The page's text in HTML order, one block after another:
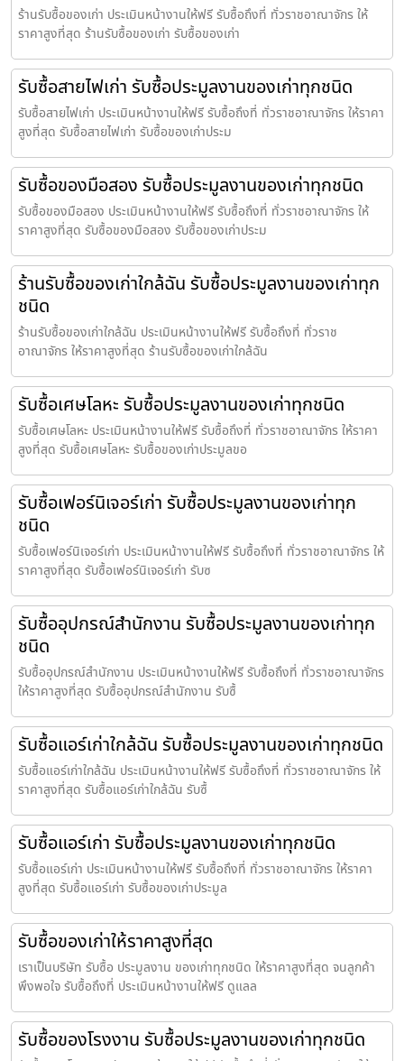
ร้านรับซื้อของเก่า ประเมินหน้างานให้ฟรี รับซื้อถึงที่ ทั่วราชอาณาจักร ให้
ราคาสูงที่สุด ร้านรับซื้อของเก่า รับซื้อของเก่า
รับซื้อสายไฟเก่า รับซื้อประมูลงานของเก่าทุกชนิด
รับซื้อสายไฟเก่า ประเมินหน้างานให้ฟรี รับซื้อถึงที่ ทั่วราชอาณาจักร ให้ราคา
สูงที่สุด รับซื้อสายไฟเก่า รับซื้อของเก่าประม
รับซื้อของมือสอง รับซื้อประมูลงานของเก่าทุกชนิด
รับซื้อของมือสอง ประเมินหน้างานให้ฟรี รับซื้อถึงที่ ทั่วราชอาณาจักร ให้
ราคาสูงที่สุด รับซื้อของมือสอง รับซื้อของเก่าประม
ร้านรับซื้อของเก่าใกล้ฉัน รับซื้อประมูลงานของเก่าทุก
ชนิด
ร้านรับซื้อของเก่าใกล้ฉัน ประเมินหน้างานให้ฟรี รับซื้อถึงที่ ทั่วราช
อาณาจักร ให้ราคาสูงที่สุด ร้านรับซื้อของเก่าใกล้ฉัน
รับซื้อเศษโลหะ รับซื้อประมูลงานของเก่าทุกชนิด
รับซื้อเศษโลหะ ประเมินหน้างานให้ฟรี รับซื้อถึงที่ ทั่วราชอาณาจักร ให้ราคา
สูงที่สุด รับซื้อเศษโลหะ รับซื้อของเก่าประมูลขอ
รับซื้อเฟอร์นิเจอร์เก่า รับซื้อประมูลงานของเก่าทุก
ชนิด
รับซื้อเฟอร์นิเจอร์เก่า ประเมินหน้างานให้ฟรี รับซื้อถึงที่ ทั่วราชอาณาจักร ให้
ราคาสูงที่สุด รับซื้อเฟอร์นิเจอร์เก่า รับซ
รับซื้ออุปกรณ์สำนักงาน รับซื้อประมูลงานของเก่าทุก
ชนิด
รับซื้ออุปกรณ์สำนักงาน ประเมินหน้างานให้ฟรี รับซื้อถึงที่ ทั่วราชอาณาจักร
ให้ราคาสูงที่สุด รับซื้ออุปกรณ์สำนักงาน รับซื้
รับซื้อแอร์เก่าใกล้ฉัน รับซื้อประมูลงานของเก่าทุกชนิด
รับซื้อแอร์เก่าใกล้ฉัน ประเมินหน้างานให้ฟรี รับซื้อถึงที่ ทั่วราชอาณาจักร ให้
ราคาสูงที่สุด รับซื้อแอร์เก่าใกล้ฉัน รับซื้
รับซื้อแอร์เก่า รับซื้อประมูลงานของเก่าทุกชนิด
รับซื้อแอร์เก่า ประเมินหน้างานให้ฟรี รับซื้อถึงที่ ทั่วราชอาณาจักร ให้ราคา
สูงที่สุด รับซื้อแอร์เก่า รับซื้อของเก่าประมูล
รับซื้อของเก่าให้ราคาสูงที่สุด
เราเป็นบริษัท รับซื้อ ประมูลงาน ของเก่าทุกชนิด ให้ราคาสูงที่สุด จนลูกค้า
พึงพอใจ รับซื้อถึงที่ ประเมินหน้างานให้ฟรี ดูแลล
รับซื้อของโรงงาน รับซื้อประมูลงานของเก่าทุกชนิด